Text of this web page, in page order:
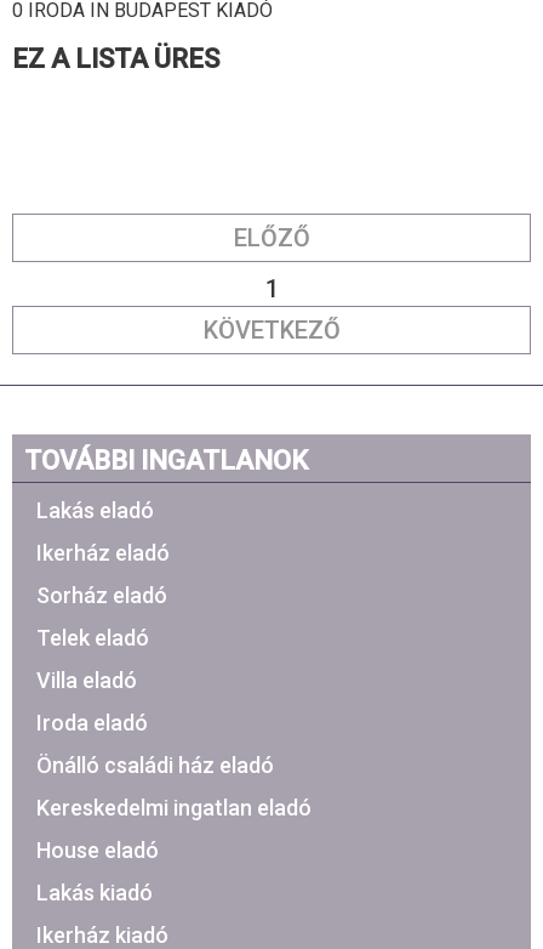
0 IRODA IN BUDAPEST KIADÓ
EZ A LISTA ÜRES
ELŐZŐ
1
KÖVETKEZŐ
TOVÁBBI INGATLANOK
Lakás eladó
Ikerház eladó
Sorház eladó
Telek eladó
Villa eladó
Iroda eladó
Önálló családi ház eladó
Kereskedelmi ingatlan eladó
House eladó
Lakás kiadó
Ikerház kiadó